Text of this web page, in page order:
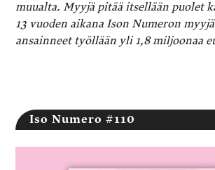
muualta. Myyjä pitää itsellään puolet
13 vuoden aikana Ison Numeron
ansainneet työllään yli 1,8 miljoonaa
Iso Numero #110